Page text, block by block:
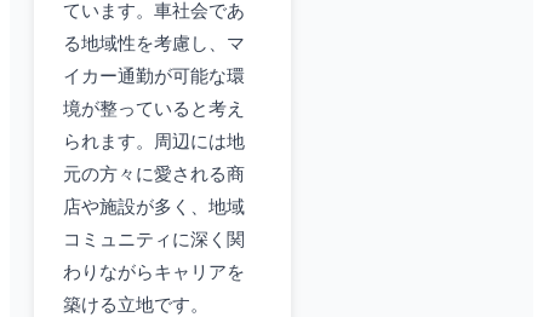
ています。車社会であ
る地域性を考慮し、マ
イカー通勤が可能な環
境が整っていると考え
られます。周辺には地
元の方々に愛される商
店や施設が多く、地域
コミュニティに深く関
わりながらキャリアを
築ける立地です。